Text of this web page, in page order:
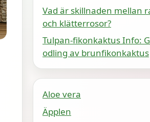
Vad är skillnaden mellan
och klätterrosor?
Tulpan-fikonkaktus Info:
odling av brunfikonkaktus
Aloe vera
Äpplen